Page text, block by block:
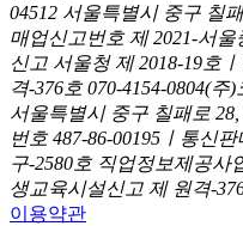
04512 서울특별시 중구 칠
매업신고번호 제 2021-서
신고 서울청 제 2018-19호
격-376호 070-4154-0804(주)
서울특별시 중구 칠패로
번호 487-86-00195ㅣ통신
구-2580호 직업정보제공사
생교육시설신고 제 원격-
이용약관